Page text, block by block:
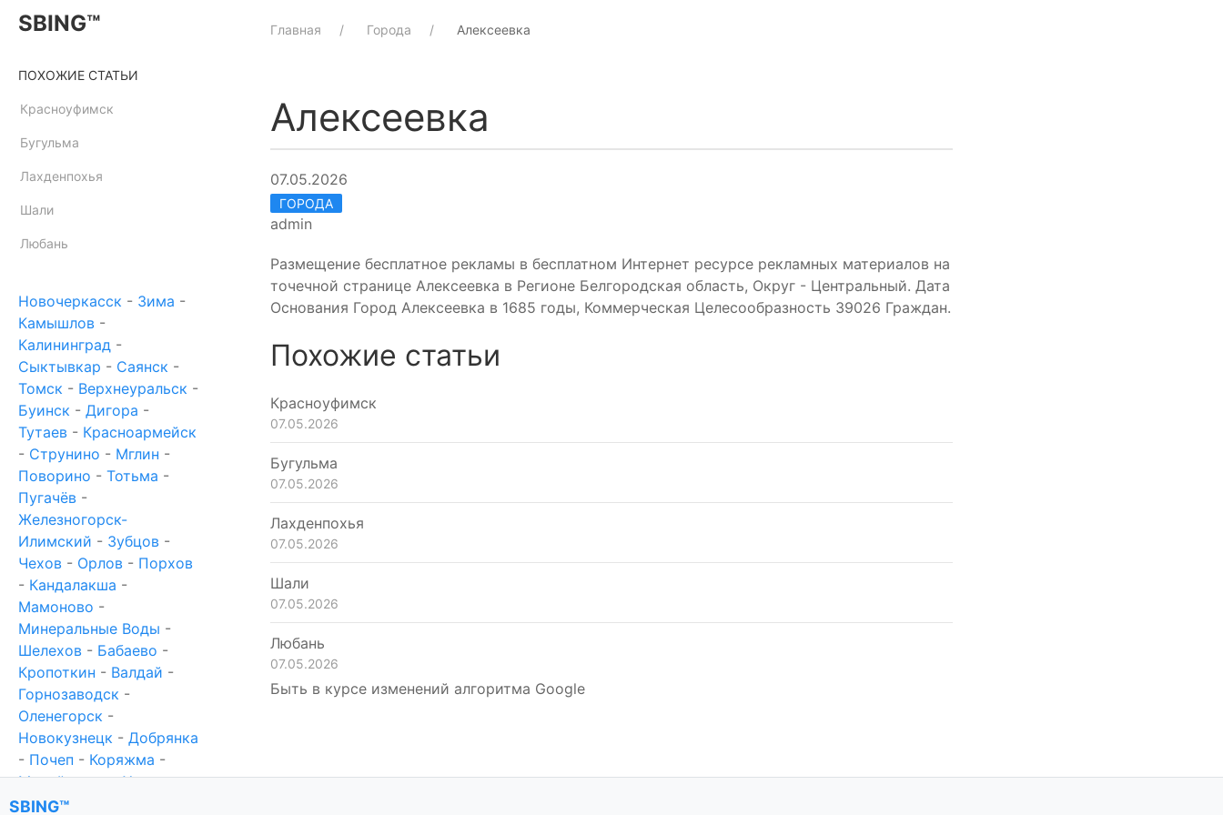
SBING™
ПОХОЖИЕ СТАТЬИ
Красноуфимск
Бугульма
Лахденпохья
Шали
Любань
Новочеркасск - Зима -
Камышлов -
Калининград -
Сыктывкар - Саянск -
Томск - Верхнеуральск -
Буинск - Дигора -
Тутаев - Красноармейск
- Струнино - Мглин -
Поворино - Тотьма -
Пугачёв -
Железногорск-
Илимский - Зубцов -
Чехов - Орлов - Порхов
- Кандалакша -
Мамоново -
Минеральные Воды -
Шелехов - Бабаево -
Кропоткин - Валдай -
Горнозаводск -
Оленегорск -
Новокузнецк - Добрянка
- Почеп - Коряжма -
Михайловка-Ханты-
Мансийск
Главная Города Алексеевка
Алексеевка
07.05.2026
ГОРОДА
admin
Размещение бесплатное рекламы в бесплатном Интернет ресурсе рекламных материалов на
точечной странице Алексеевка в Регионе Белгородская область, Округ - Центральный. Дата
Основания Город Алексеевка в 1685 годы, Коммерческая Целесообразность 39026 Граждан.
Похожие статьи
Красноуфимск
07.05.2026
Бугульма
07.05.2026
Лахденпохья
07.05.2026
Шали
07.05.2026
Любань
07.05.2026
Быть в курсе изменений алгоритма Google
SBING™